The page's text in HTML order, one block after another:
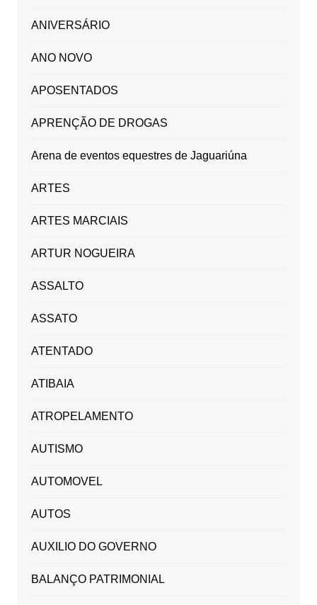
ANIVERSÁRIO
ANO NOVO
APOSENTADOS
APRENÇÃO DE DROGAS
Arena de eventos equestres de Jaguariúna
ARTES
ARTES MARCIAIS
ARTUR NOGUEIRA
ASSALTO
ASSATO
ATENTADO
ATIBAIA
ATROPELAMENTO
AUTISMO
AUTOMOVEL
AUTOS
AUXILIO DO GOVERNO
BALANÇO PATRIMONIAL